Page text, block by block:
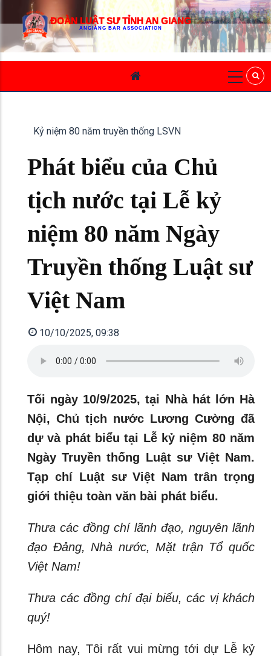
ĐOÀN LUẬT SƯ TỈNH AN GIANG
ANGIANG BAR ASSOCIATION
Kỷ niệm 80 năm truyền thống LSVN
Phát biểu của Chủ
tịch nước tại Lễ kỷ
niệm 80 năm Ngày
Truyền thống Luật sư
Việt Nam
10/10/2025, 09:38
Tối ngày 10/9/2025, tại Nhà hát lớn Hà
Nội, Chủ tịch nước Lương Cường đã
dự và phát biểu tại Lễ kỷ niệm 80 năm
Ngày Truyền thống Luật sư Việt Nam.
Tạp chí Luật sư Việt Nam trân trọng
giới thiệu toàn văn bài phát biểu.
Thưa các đồng chí lãnh đạo, nguyên lãnh
đạo Đảng, Nhà nước, Mặt trận Tổ quốc
Việt Nam!
Thưa các đồng chí đại biểu, các vị khách
quý!
Hôm nay, Tôi rất vui mừng tới dự Lễ kỷ